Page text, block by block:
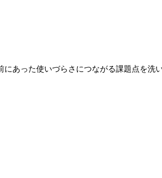
あった使いづらさにつながる課題点を洗